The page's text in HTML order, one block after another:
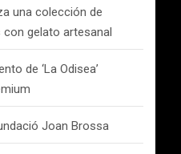
una colección de
con gelato artesanal
de ‘La Odisea’
Joan Brossa